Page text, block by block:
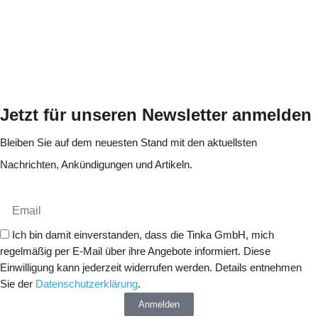
Jetzt für unseren Newsletter anmelden
Bleiben Sie auf dem neuesten Stand mit den aktuellsten
Nachrichten, Ankündigungen und Artikeln.
Ich bin damit einverstanden, dass die Tinka GmbH, mich
regelmäßig per E-Mail über ihre Angebote informiert. Diese
Einwilligung kann jederzeit widerrufen werden. Details entnehmen
Sie der Datenschutzerklärung.
Anmelden